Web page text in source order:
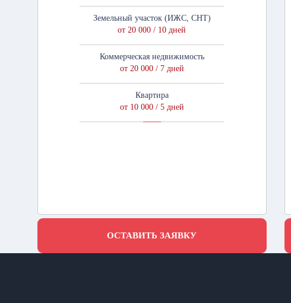
Земельный участок (ИЖС, СНТ)
от 20 000 / 10 дней
Коммерческая недвижимость
от 20 000 / 7 дней
Квартира
от 10 000 / 5 дней
ОСТАВИТЬ ЗАЯВКУ